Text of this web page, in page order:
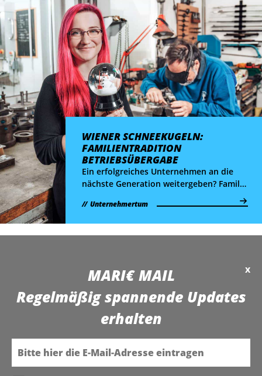
WIENER SCHNEEKUGELN:
FAMILIENTRADITION
BETRIEBSÜBERGABE
Ein erfolgreiches Unternehmen an die
nächste Generation weitergeben? Familie
Schneekugelmanufaktur haben das
Unternehmertum
x
MARI€ MAIL
Regelmäßig spannende Updates
erhalten
E-Mail